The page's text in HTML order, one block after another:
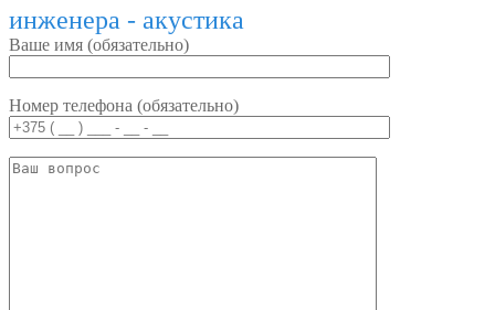
инженера - акустика
Ваше имя (обязательно)
Номер телефона (обязательно)